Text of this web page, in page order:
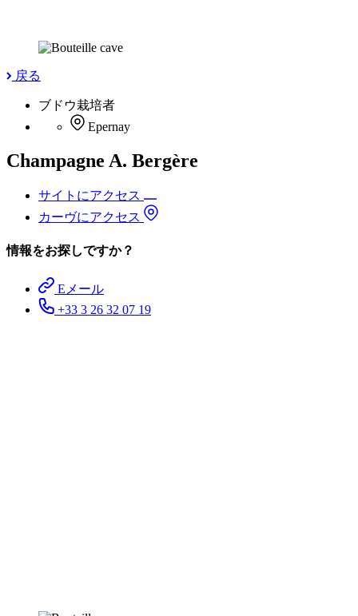
戻る
ブドウ栽培者
Epernay
Champagne A. Bergère
サイトにアクセス
カーヴにアクセス
情報をお探しですか？
Eメール
+33 3 26 32 07 19